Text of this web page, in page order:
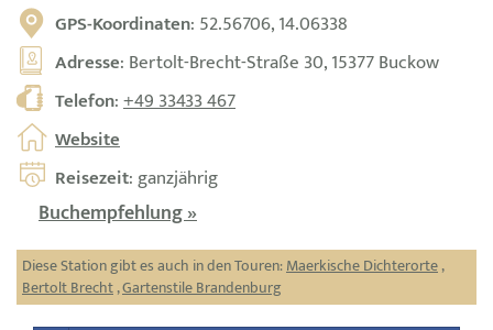
GPS-Koordinaten: 52.56706, 14.06338
Adresse: Bertolt-Brecht-Straße 30, 15377 Buckow
Telefon:+49 33433 467
Website
Reisezeit: ganzjährig
Buchempfehlung »
Diese Station gibt es auch in den Touren:Maerkische Dichterorte,
Bertolt Brecht,Gartenstile Brandenburg